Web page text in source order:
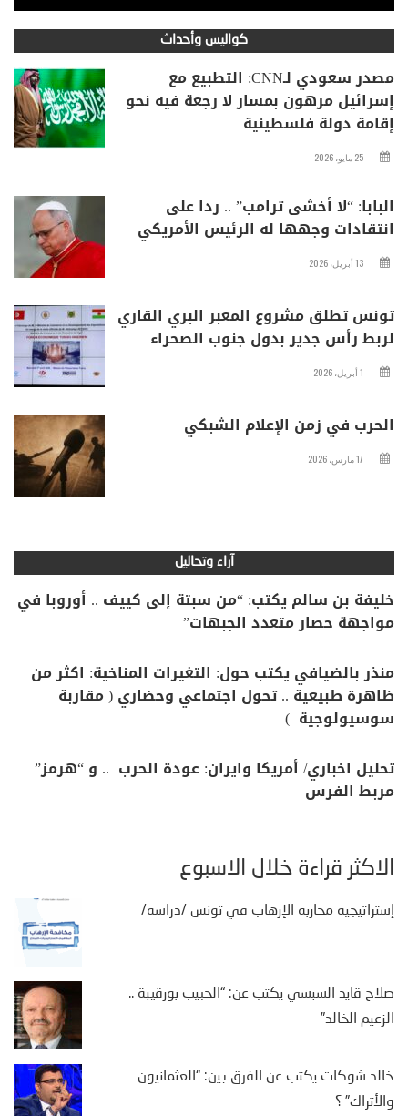
كواليس وأحداث
مصدر سعودي لـCNN: التطبيع مع
إسرائيل مرهون بمسار لا رجعة فيه نحو
إقامة دولة فلسطينية
25 مايو، 2026
البابا: “لا أخشى ترامب” .. ردا على
انتقادات وجهها له الرئيس الأمريكي
13 أبريل، 2026
تونس تطلق مشروع المعبر البري القاري
لربط رأس جدير بدول جنوب الصحراء
1 أبريل، 2026
الحرب في زمن الإعلام الشبكي
17 مارس، 2026
آراء وتحاليل
خليفة بن سالم يكتب: “من سبتة إلى كييف .. أوروبا في
مواجهة حصار متعدد الجبهات”
منذر بالضيافي يكتب حول: التغيرات المناخية: اكثر من
ظاهرة طبيعية .. تحول اجتماعي وحضاري ( مقاربة
سوسيولوجية )
تحليل اخباري/ أمريكا وايران: عودة الحرب .. و “هرمز”
مربط الفرس
الأكثر قراءة خلال الأسبوع
إستراتيجية محاربة الإرهاب في تونس /دراسة/
صلاح قايد السبسي يكتب عن: “الحبيب بورقيبة ..
الزعيم الخالد”
خالد شوكات يكتب عن الفرق بين: “العثمانيون
والأتراك” ؟